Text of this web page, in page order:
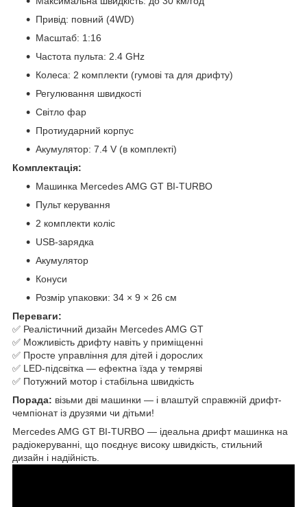
Привід: повний (4WD)
Масштаб: 1:16
Частота пульта: 2.4 GHz
Колеса: 2 комплекти (гумові та для дрифту)
Регулювання швидкості
Світло фар
Протиударний корпус
Акумулятор: 7.4 V (в комплекті)
Комплектація:
Машинка Mercedes AMG GT BI-TURBO
Пульт керування
2 комплекти коліс
USB-зарядка
Акумулятор
Конуси
Розмір упаковки: 34 × 9 × 26 см
Переваги:
✅ Реалістичний дизайн Mercedes AMG GT
✅ Можливість дрифту навіть у приміщенні
✅ Просте управління для дітей і дорослих
✅ LED-підсвітка — ефектна їзда у темряві
✅ Потужний мотор і стабільна швидкість
Порада: візьми дві машинки — і влаштуй справжній дрифт-
чемпіонат із друзями чи дітьми!
Mercedes AMG GT BI-TURBO — ідеальна дрифт машинка на
радіокеруванні, що поєднує високу швидкість, стильний
дизайн і надійність.